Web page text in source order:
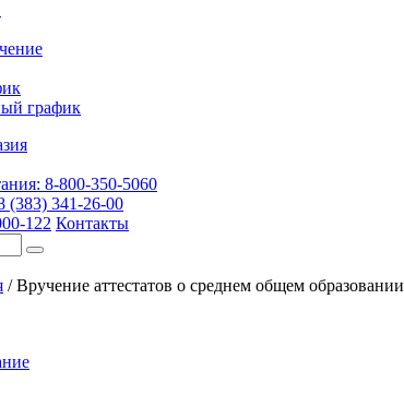
график
8-800-350-5060
(383) 341-26-00
122 Контакты
/Вручение аттестатов о среднем общем образовании